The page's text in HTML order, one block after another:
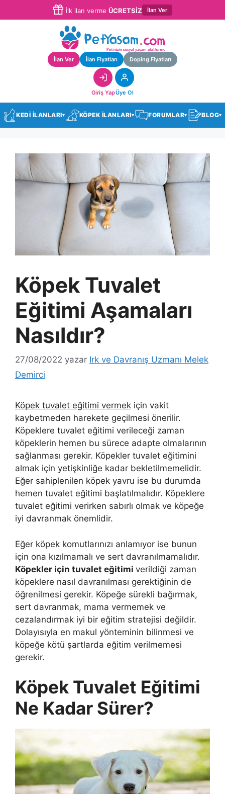
İlk ilan verme ÜCRETSİZ İlan Ver
İlan Ver İlan Fiyatları Doping Fiyatları
Giriş YapÜye Ol
KEDİ İLANLARI▾ KÖPEK İLANLARI▾ FORUMLAR▾ BLOG▾
Köpek Tuvalet
Eğitimi Aşamaları
Nasıldır?
27/08/2022 yazar Irk ve Davranış Uzmanı Melek
Demirci
Köpek tuvalet eğitimi vermek için vakit
kaybetmeden harekete geçilmesi önerilir.
Köpeklere tuvalet eğitimi verileceği zaman
köpeklerin hemen bu sürece adapte olmalarının
sağlanması gerekir. Köpekler tuvalet eğitimini
almak için yetişkinliğe kadar bekletilmemelidir.
Eğer sahiplenilen köpek yavru ise bu durumda
hemen tuvalet eğitimi başlatılmalıdır. Köpeklere
tuvalet eğitimi verirken sabırlı olmak ve köpeğe
iyi davranmak önemlidir.
Eğer köpek komutlarınızı anlamıyor ise bunun
için ona kızılmamalı ve sert davranılmamalıdır.
Köpekler için tuvalet eğitimi verildiği zaman
köpeklere nasıl davranılması gerektiğinin de
öğrenilmesi gerekir. Köpeğe sürekli bağırmak,
sert davranmak, mama vermemek ve
cezalandırmak iyi bir eğitim stratejisi değildir.
Dolayısıyla en makul yönteminin bilinmesi ve
köpeğe kötü şartlarda eğitim verilmemesi
gerekir.
Köpek Tuvalet Eğitimi
Ne Kadar Sürer?